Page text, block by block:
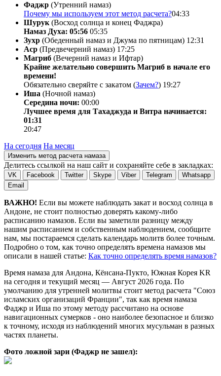
Фаджр (Утренний намаз)
Почему мы используем этот метод расчета?04:33
Шурук (Восход солнца и конец Фаджра)
Намаз Духа: 05:56 05:35
Зухр (Обеденный намаз и Джума по пятницам) 12:31
Аср (Предвечерний намаз) 17:25
Магриб (Вечерний намаз и Ифтар)
Крайне желательно совершить Магриб в начале его
времени!
Обязательно сверяйте с закатом (Зачем?) 19:27
Иша (Ночной намаз)
Середина ночи: 00:00
Лучшее время для Тахаджуда и Витра начинается:
01:31
20:47
На сегодня На месяц
Изменить метод расчета намаза
Делитесь ссылкой на наш сайт и сохраняйте себе в закладках:
VK Facebook Twitter Skype Viber Telegram
Whatsapp
Email
ВАЖНО! Если вы можете наблюдать закат и восход солнца в
Андоне, не стоит полностью доверять какому-либо
расписанию намазов. Если вы заметили разницу между
нашим расписанием и собственным наблюдением, сообщите
нам, мы постараемся сделать календарь молитв более точным.
Подробно о том, как точно определять времена намазов мы
описали в нашей статье: Как точно определять время намазов?
Время намаза для Андона, Кёнсана-Пукто, Южная Корея KR
на сегодня и текущий месяц — Август 2026 года. По
умолчанию для утренней молитвы стоит метод расчета "Союз
исламских организаций Франции", так как время намаза
Фаджр и Иша по этому методу рассчитано на основе
навигационных сумерков - оно наиболее безопасное и близко
к точному, исходя из наблюдений многих мусульман в разных
частях планеты.
Фото ложной зари (Фаджр не зашел):